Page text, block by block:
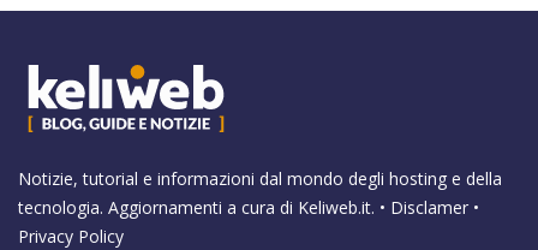
Notizie, tutorial e informazioni dal mondo degli hosting e della
tecnologia. Aggiornamenti a cura di Keliweb.it. • Disclamer •
Privacy Policy